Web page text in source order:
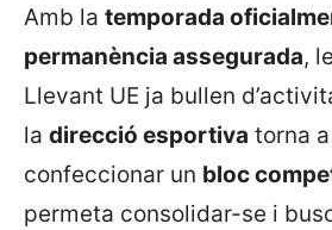
Amb la temporada
permanència assegurada,
Llevant UE ja bullen
la direcció esportiva torna
confeccionar un bloc
permeta consolidar-se i